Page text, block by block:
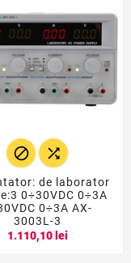
 
de laborator
0÷30VDC 0÷3A
0÷3A AX-
3003L-3
1.110,10 lei